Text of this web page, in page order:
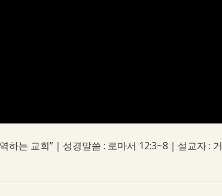
하는 교회”｜성경말씀 : 로마서 12:3~8｜설교자 :